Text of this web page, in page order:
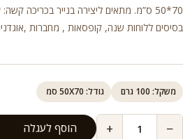
70*50 ס”מ. מתאים ליצירה בנייר בכריכה
בסיסים ללוחות שנה, קופסאות , מחברות
משקל: 100 גרם גודל: 50X70 סמ
−
+ הוסף לעגלה